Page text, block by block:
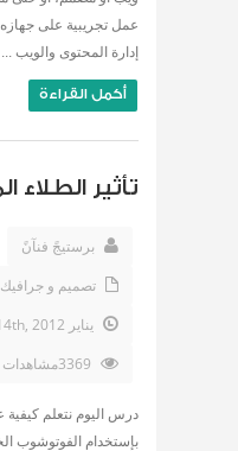
عمل تجريبية على
إدارة المحتوى والويب ...
أكمل القراءة
تأثير الطلاء
برستيجً فنآنً
تصميم و جرافيك
يناير 14th, 2012
درس اليوم نتعلم كيفية
بإستخدام الفوتوشوب